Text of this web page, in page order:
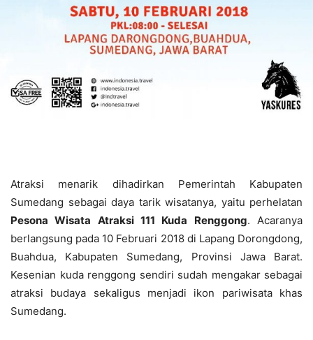
Atraksi menarik dihadirkan Pemerintah Kabupaten
Sumedang sebagai daya tarik wisatanya, yaitu perhelatan
Pesona Wisata Atraksi 111 Kuda Renggong. Acaranya
berlangsung pada 10 Februari 2018 di Lapang Dorongdong,
Buahdua, Kabupaten Sumedang, Provinsi Jawa Barat.
Kesenian kuda renggong sendiri sudah mengakar sebagai
atraksi budaya sekaligus menjadi ikon pariwisata khas
Sumedang.